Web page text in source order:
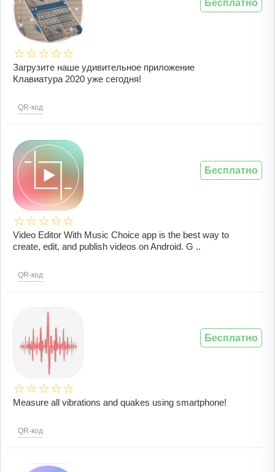
Загрузите наше удивительное приложение
Клавиатура 2020 уже сегодня!
QR-код
Бесплатно
Video Editor With Music Choice app is the best way to
create, edit, and publish videos on Android. G ..
QR-код
Бесплатно
Measure all vibrations and quakes using smartphone!
QR-код
Бесплатно